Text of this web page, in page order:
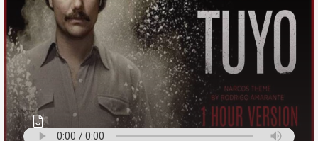
اشتراک
بگذارید.
کپی
لینک